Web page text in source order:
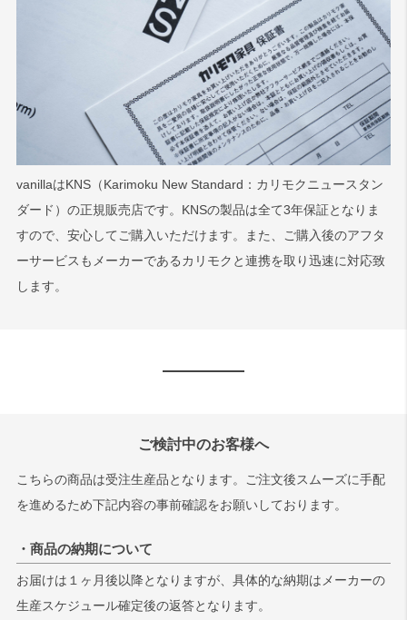
vanillaはKNS（Karimoku New Standard：カリモクニュースタン
ダード）の正規販売店です。KNSの製品は全て3年保証となりま
すので、安心してご購入いただけます。また、ご購入後のアフタ
ーサービスもメーカーであるカリモクと連携を取り迅速に対応致
します。
ご検討中のお客様へ
こちらの商品は受注生産品となります。ご注文後スムーズに手配
を進めるため下記内容の事前確認をお願いしております。
・商品の納期について
お届けは１ヶ月後以降となりますが、具体的な納期はメーカーの
生産スケジュール確定後の返答となります。